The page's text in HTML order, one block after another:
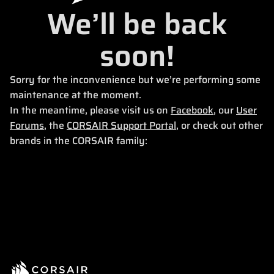
We’ll be back
soon!
Sorry for the inconvenience but we’re performing some
maintenance at the moment.
In the meantime, please visit us on Facebook, our User
Forums, the CORSAIR Support Portal, or check out other
brands in the CORSAIR family: